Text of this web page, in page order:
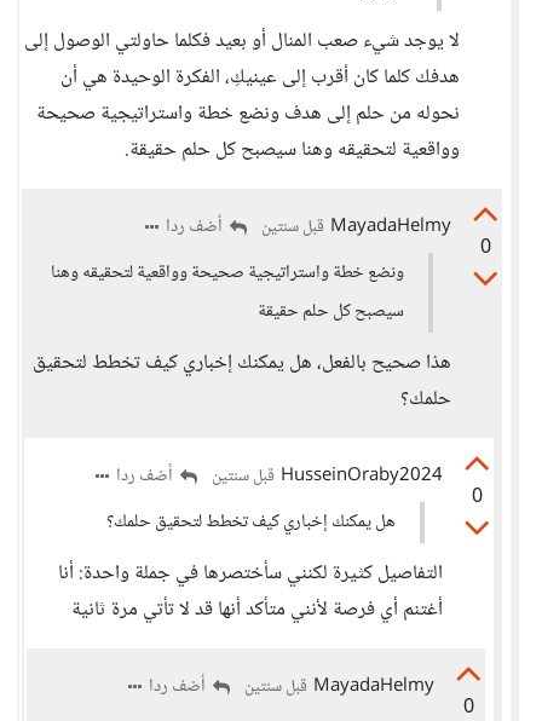
لا يوجد شيء صعب المنال أو بعيد فكلما حاولتي الوصول إلى
هدفك كلما كان أقرب إلى عينيكِ، الفكرة الوحيدة هي أن
نحوله من حلم إلى هدف ونضع خطة واستراتيجية صحيحة
وواقعية لتحقيقه وهنا سيصبح كل حلم حقيقة.
0
MayadaHelmy قبل سنتين
أضف ردا
ونضع خطة واستراتيجية صحيحة وواقعية لتحقيقه وهنا
سيصبح كل حلم حقيقة
هذا صحيح بالفعل، هل يمكنك إخباري كيف تخطط لتحقيق
حلمك؟
0
HusseinOraby2024 قبل سنتين
أضف ردا
هل يمكنك إخباري كيف تخطط لتحقيق حلمك؟
التفاصيل كثيرة لكنني سأختصرها في جملة واحدة: أنا
أغتنم أي فرصة لأنني متأكد أنها قد لا تأتي مرة ثانية
0
MayadaHelmy قبل سنتين أضف ردا